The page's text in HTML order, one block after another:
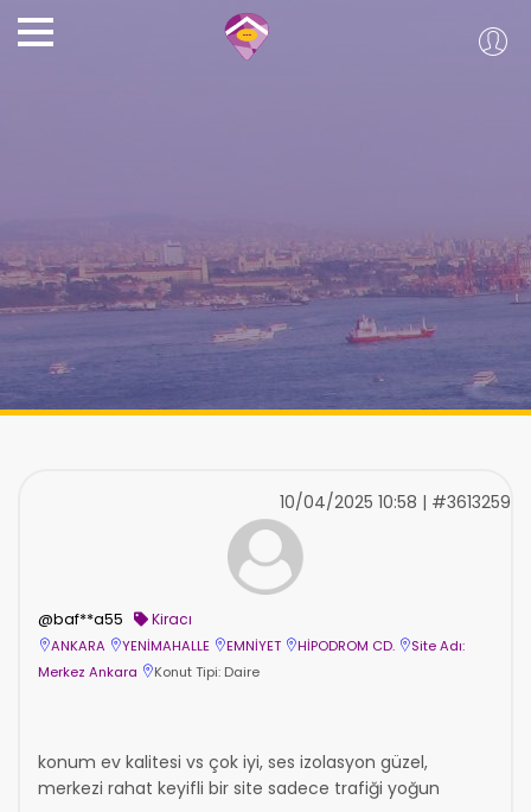
@baf**a55 Kiracı
ANKARA YENİMAHALLE EMNİYET HİPODROM CD.
Site Adı:
Merkez Ankara
Konut Tipi: Daire
10/04/2025 10:58 | #3613259
konum ev kalitesi vs çok iyi, ses izolasyon güzel,
merkezi rahat keyifli bir site sadece trafiği yoğun